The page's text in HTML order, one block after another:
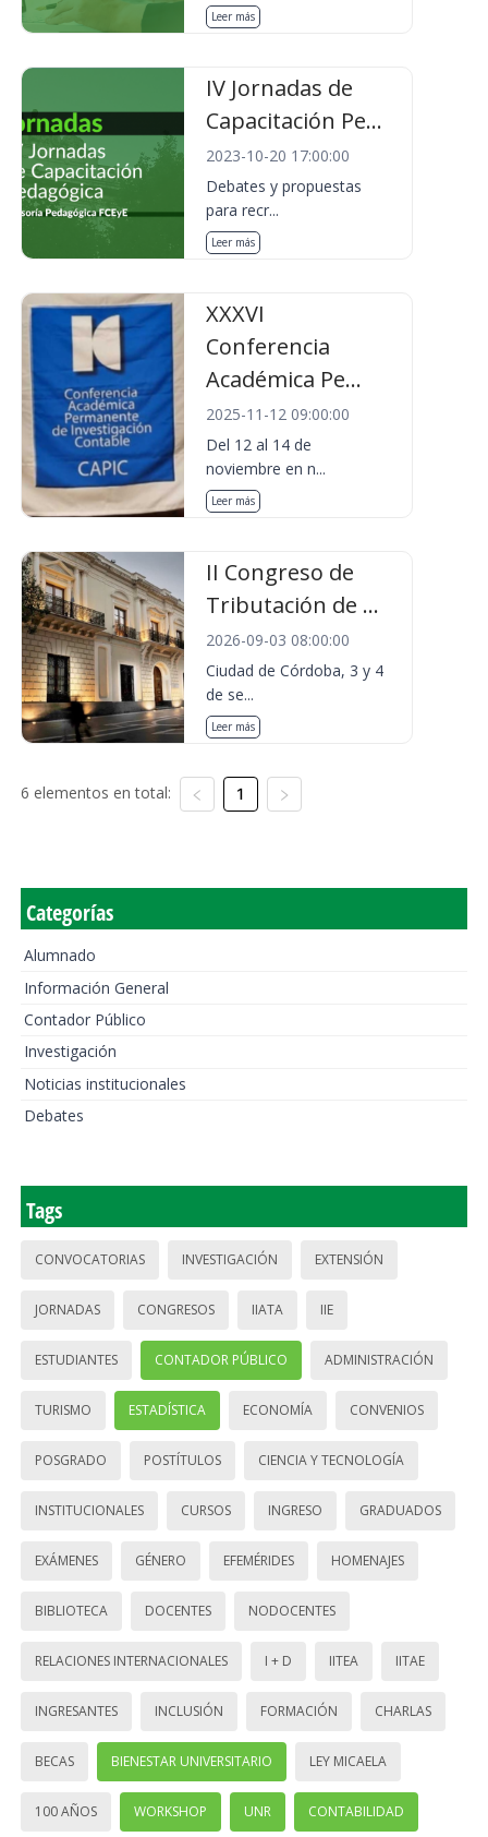
Leer más
IV Jornadas de
Capacitación Pe...
2023-10-20 17:00:00
Debates y propuestas
para recr...
Leer más
XXXVI
Conferencia
Académica Pe...
2025-11-12 09:00:00
Del 12 al 14 de
noviembre en n...
Leer más
II Congreso de
Tributación de ...
2026-09-03 08:00:00
Ciudad de Córdoba, 3 y 4
de se...
Leer más
6 elementos en total: 1
Categorías
Alumnado
Información General
Contador Público
Investigación
Noticias institucionales
Debates
Tags
CONVOCATORIAS INVESTIGACIÓN EXTENSIÓN
JORNADAS CONGRESOS IIATA IIE
ESTUDIANTES CONTADOR PÚBLICO ADMINISTRACIÓN
TURISMO ESTADÍSTICA ECONOMÍA CONVENIOS
POSGRADO POSTÍTULOS CIENCIA Y TECNOLOGÍA
INSTITUCIONALES CURSOS INGRESO GRADUADOS
EXÁMENES GÉNERO EFEMÉRIDES HOMENAJES
BIBLIOTECA DOCENTES NODOCENTES
RELACIONES INTERNACIONALES I + D IITEA IITAE
INGRESANTES INCLUSIÓN FORMACIÓN CHARLAS
BECAS BIENESTAR UNIVERSITARIO LEY MICAELA
100 AÑOS WORKSHOP UNR CONTABILIDAD